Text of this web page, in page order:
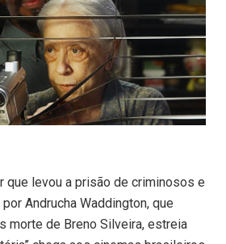
que levou a prisão de criminosos e
Andrucha Waddington, que
morte de Breno Silveira, estreia